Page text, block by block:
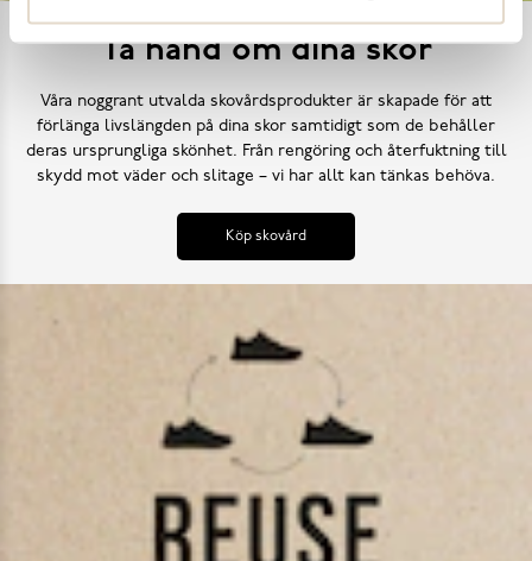
Ta hand om dina skor
Våra noggrant utvalda skovårdsprodukter är skapade för att
förlänga livslängden på dina skor samtidigt som de behåller
deras ursprungliga skönhet. Från rengöring och återfuktning till
skydd mot väder och slitage – vi har allt kan tänkas behöva.
Köp skovård